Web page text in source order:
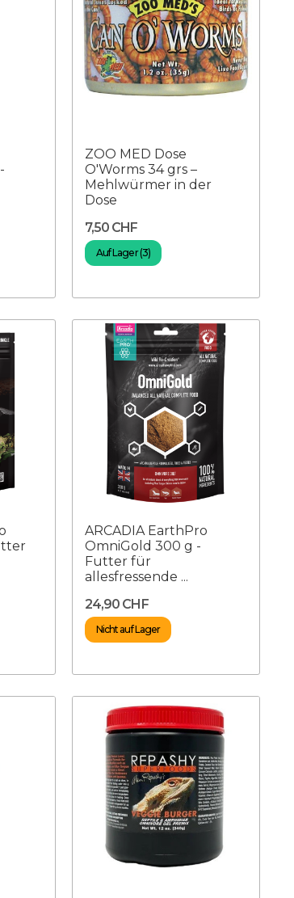
ZOO MED Dose
O'Worms 34 grs –
Mehlwürmer in der
Dose
7,50 CHF
Auf Lager (3)
ARCADIA EarthPro
OmniGold 300 g -
Futter für
allesfressende ...
24,90 CHF
Nicht auf Lager